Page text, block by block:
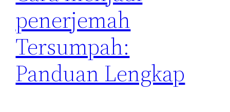
penerjemah
Tersumpah:
Panduan Lengkap